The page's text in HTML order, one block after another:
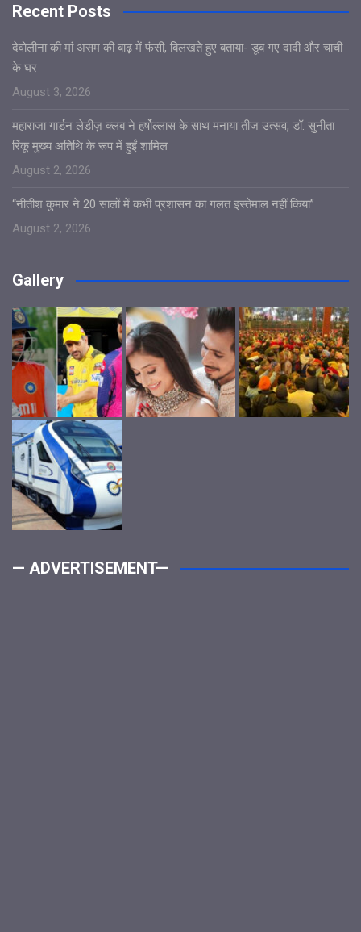
Recent Posts
देवोलीना की मां असम की बाढ़ में फंसी, बिलखते हुए बताया- डूब गए दादी और चाची
के घर
August 3, 2026
महाराजा गार्डन लेडीज़ क्लब ने हर्षोल्लास के साथ मनाया तीज उत्सव, डॉ. सुनीता
रिंकू मुख्य अतिथि के रूप में हुईं शामिल
August 2, 2026
“नीतीश कुमार ने 20 सालों में कभी प्रशासन का गलत इस्तेमाल नहीं किया”
August 2, 2026
Gallery
— ADVERTISEMENT—